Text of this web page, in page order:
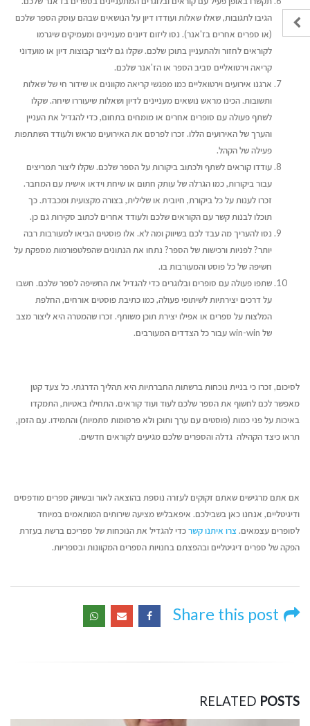
הגיבו לתגובות, שאלו שאלות ועודדו דיון על הנושאים שבהם עוסק הספר שלכם
(או ספרים אחרים בז'אנר). נסו ליזום דיונים מעניינים ומעמיקים שיגרמו
לקוראים לחזור ולהתעניין בתוכן שלכם. שקלו גם ליצור קבוצות דיון או מועדוני
קריאה וירטואליים סביב הספר או הז'אנר שלכם.
ארגנו אירועים וירטואליים כמו מפגשי קריאה מקוונים או שידור חי של שאלות
ותשובות. הכינו מראש נושאים מעניינים לדיון ושאלות שיעוררו שיחה. שקלו
לשתף פעולה עם סופרים אחרים או מומחים בתחום, כדי להגדיל את העניין
והערך של האירועים הללו. זכרו לפרסם את האירועים מראש ולעודד השתתפות
פעילה של הקהל.
עודדו קוראים לשתף ולכתוב ביקורות על הספר שלכם. שקלו ליצור תמריצים
עבור ביקורות, כמו הגרלה של עותק חתום או שיחת וידאו אישית עם המחבר.
זכרו לענות על כל ביקורת, חיובית או שלילית, בצורה מקצועית ומכבדת. כך
תוכלו לבנות קשר עם הקוראים שלכם ולעודד אחרים לכתוב סקירות גם כן.
נסו להעריך מה עבד לכם בשיווק ומה לא. אלו פוסטים הביאו למעורבות רבה
יותר? לפניות ורכישות של הספר? נתחו את הנתונים שהפלטפורמות מספקת על
חשיפה של כל פוסט והמעורבות בו.
שתפו פעולה עם סופרים ובלוגרים כדי להגדיל את החשיפה לספר שלכם. חשבו
על דרכים יצירתיות לשיתופי פעולה, כמו כתיבת פוסטים אורחים, החלפת
המלצות על ספרים או אפילו יצירת תוכן משותף. זכרו שהמטרה היא ליצור מצב
של win-win עבור כל הצדדים המעורבים.
לסיכום, זכרו כי בניית נוכחות ברשתות החברתיות היא תהליך הדרגתי. כל צעד קטן
מאפשר לכם לחשוף את הספר שלכם לעוד ועוד קוראים. התחילו באטיות, התמקדו
באיכות על פני כמות (פוסטים עם ערך ותוכן ולא פרסומות סתמיות) והתמידו. עם הזמן,
תראו כיצד הקהילה גדלה והספרים שלכם מגיעים לקוראים חדשים.
אם אתם מרגישים שאתם זקוקים לעזרה נוספת בהוצאה לאור ובשיווק ספרים מודפסים
ודיגיטליים, אנחנו כאן בשבילכם. איפאבליש מציעה שירותים המותאמים במיוחד
לסופרים עצמאים.צרו איתנו קשרכדי להגדיל את הנוכחות של ספריכם ברשת בעזרת
הפקה של ספרים דיגיטליים ובהפצתם בחנויות הספרים המקוונות ובספריות.
Share this post
RELATED POSTS